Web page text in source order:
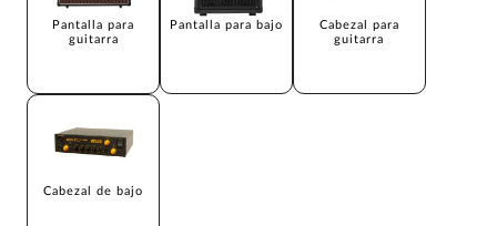
Pantalla para
guitarra
Pantalla para bajo
Cabezal para
guitarra
Cabezal de bajo